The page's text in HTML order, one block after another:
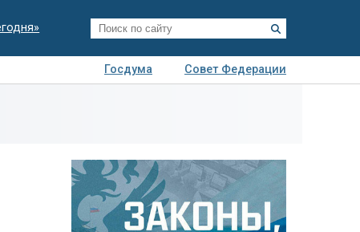
Госдума
Совет Федерации